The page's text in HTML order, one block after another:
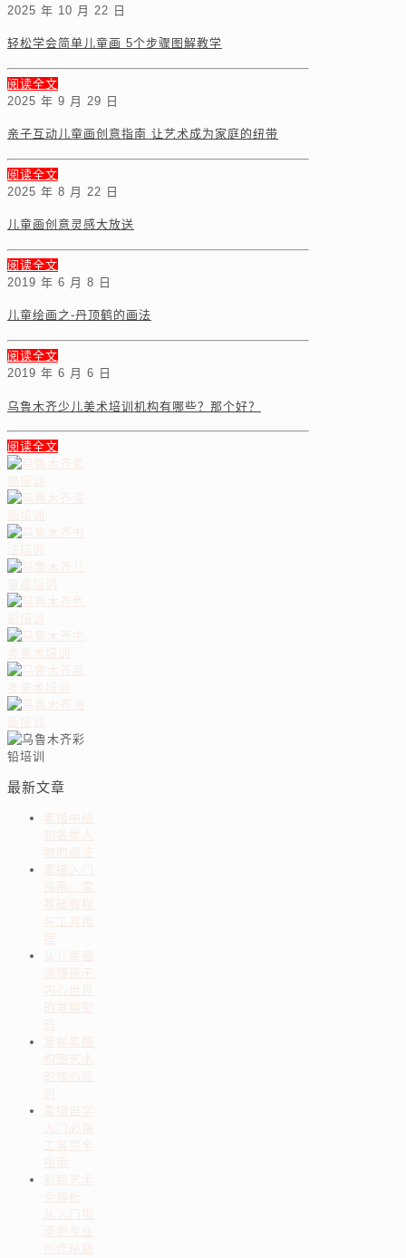
2025 年 10 月 22 日
轻松学会简单儿童画 5个步骤图解教学
阅读全文
2025 年 9 月 29 日
亲子互动儿童画创意指南 让艺术成为家庭的纽带
阅读全文
2025 年 8 月 22 日
儿童画创意灵感大放送
阅读全文
2019 年 6 月 8 日
儿童绘画之-丹顶鹤的画法
阅读全文
2019 年 6 月 6 日
乌鲁木齐少儿美术培训机构有哪些？那个好？
阅读全文
最新文章
素描中绘
制各类人
物的画法
素描入门
指南：零
基础教程
与工具推
荐
从儿童画
读懂孩子
内心世界
的发展密
码
掌握素描
构图艺术
的核心原
素描自学
入门必备
工具完全
指南
彩铅艺术
全解析
从入门指
南到专业
创作秘籍